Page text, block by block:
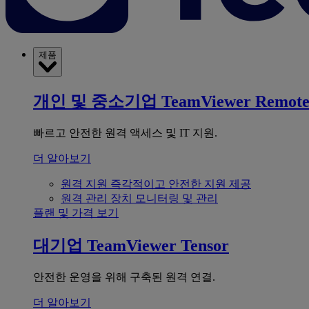
제품
개인 및 중소기업 TeamViewer Remote
빠르고 안전한 원격 액세스 및 IT 지원.
더 알아보기
원격 지원 즉각적이고 안전한 지원 제공
원격 관리 장치 모니터링 및 관리
플랜 및 가격 보기
대기업 TeamViewer Tensor
안전한 운영을 위해 구축된 원격 연결.
더 알아보기